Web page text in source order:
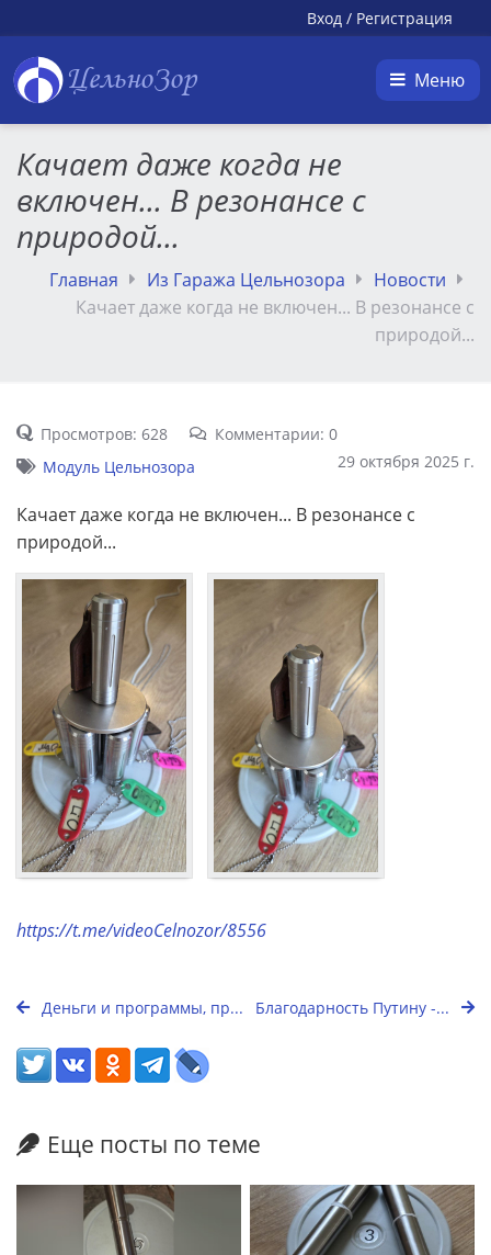
Вход / Регистрация
ЦельноЗор Меню
Качает даже когда не
включен... В резонансе с
природой...
Главная Из Гаража Цельнозора
Новости
Качает даже когда не включен... В резонансе с
природой...
Просмотров: 628
Комментарии: 0
29 октября 2025 г.
Модуль Цельнозора
Качает даже когда не включен... В резонансе с
природой...
https://t.me/videoCelnozor/8556
Деньги и программы, пр... Благодарность Путину -...
Еще посты по теме